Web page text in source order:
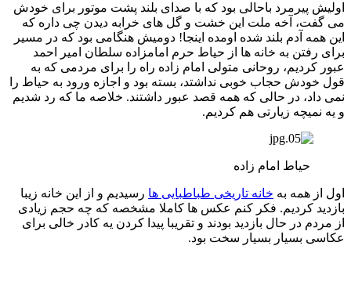
اولیش پیرمرد باحالی بود که با صدای بلند پشت موتور برای خودش
می گفت، آخه ملت این خشت و گل های خرابه دیدن چی داره که
این همه آدم بلند شده اومده اینجا! دومیش هنگامی بود که در مسیر
برای رفتن به خانه ها از حیاط حرم امامزاده سلطان امیر احمد
عبور کردیم، روحانی متولی امام زاده راه را برای مردمی که به
قول خودش حجاب خوبی نداشتد، بسته بود و اجازه ورود به حیاط را
نمی داد، در حالی که همه قصد عبور داشتند. خلاصه ما که رد شدیم
و یه نمیچه زیارتی هم کردیم.
حیاط امام زاده
اول از همه به خانه تاریخی طباطبایی ها رسیدیم و از این خانه زیبا
بازدید کردیم. فکر کنم عکس ها کاملا مشخصه که چه حجم زیادی
از مردم در حال بازدید بودند و تقریبا پیدا کردن یه کادر خالی برای
عکاسی بسیار بسیار سخت بود.